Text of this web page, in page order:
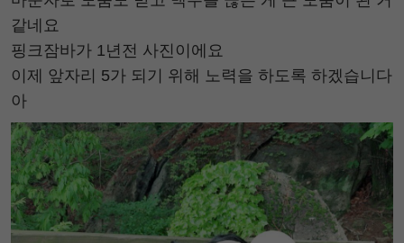
같네요
핑크잠바가 1년전 사진이에요
이제 앞자리 5가 되기 위해 노력을 하도록 하겠습니다
아